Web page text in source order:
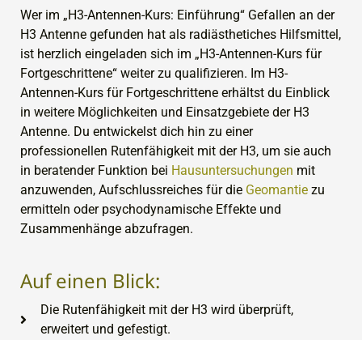
Wer im „H3-Antennen-Kurs: Einführung“ Gefallen an der
H3 Antenne gefunden hat als radiästhetiches Hilfsmittel,
ist herzlich eingeladen sich im „H3-Antennen-Kurs für
Fortgeschrittene“ weiter zu qualifizieren. Im H3-
Antennen-Kurs für Fortgeschrittene erhältst du Einblick
in weitere Möglichkeiten und Einsatzgebiete der H3
Antenne. Du entwickelst dich hin zu einer
professionellen Rutenfähigkeit mit der H3, um sie auch
in beratender Funktion bei Hausuntersuchungen mit
anzuwenden, Aufschlussreiches für die Geomantie zu
ermitteln oder psychodynamische Effekte und
Zusammenhänge abzufragen.
Auf einen Blick:
Die Rutenfähigkeit mit der H3 wird überprüft,
erweitert und gefestigt.